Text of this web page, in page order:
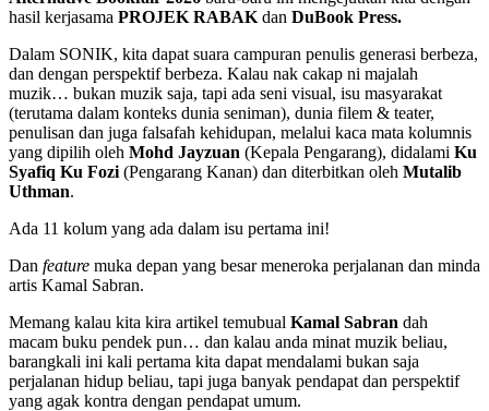
hasil kerjasama PROJEK RABAK dan DuBook Press.
Dalam SONIK, kita dapat suara campuran penulis generasi berbeza,
dan dengan perspektif berbeza. Kalau nak cakap ni majalah
muzik… bukan muzik saja, tapi ada seni visual, isu masyarakat
(terutama dalam konteks dunia seniman), dunia filem & teater,
penulisan dan juga falsafah kehidupan, melalui kaca mata kolumnis
yang dipilih oleh Mohd Jayzuan (Kepala Pengarang), didalami Ku
Syafiq Ku Fozi (Pengarang Kanan) dan diterbitkan oleh Mutalib
Uthman.
Ada 11 kolum yang ada dalam isu pertama ini!
Dan feature muka depan yang besar meneroka perjalanan dan minda
artis Kamal Sabran.
Memang kalau kita kira artikel temubual Kamal Sabran dah
macam buku pendek pun… dan kalau anda minat muzik beliau,
barangkali ini kali pertama kita dapat mendalami bukan saja
perjalanan hidup beliau, tapi juga banyak pendapat dan perspektif
yang agak kontra dengan pendapat umum.